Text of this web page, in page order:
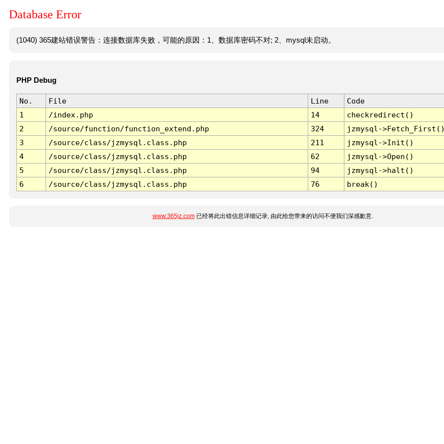
Database Error
(1040) 365建站错误警告：连接数据库失败，可能的原因：1、数据库密码不对; 2、mysql未启动。
PHP Debug
No. File Line
Code
1
/index.php 14
checkredirect()
2
/source/function/function_extend.php 324
jzmysql-
3
/source/class/jzmysql.class.php 211
jzmysql->Init()
4
/source/class/jzmysql.class.php 62
jzmysql->Open()
5
/source/class/jzmysql.class.php 94
jzmysql->halt()
6
/source/class/jzmysql.class.php 76 break()
www.365jz.com已经将此出错信息详细记录, 由此给您带来的访问不便我们深感歉意.